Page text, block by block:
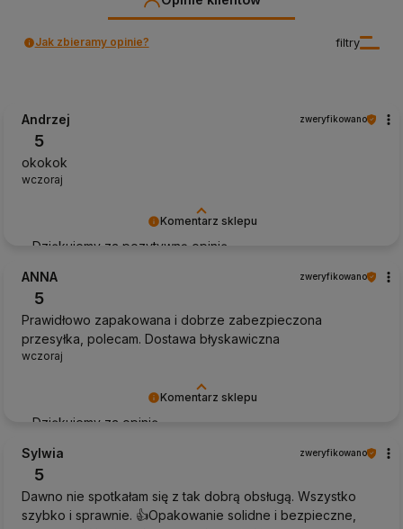
filtry
Jak zbieramy opinie?
Komentarz sklepu
Dziękujemy za pozytywną opinię
Andrzej zweryfikowano
5
okokok
wczoraj
Komentarz sklepu
Dziękujemy za opinię
ANNA zweryfikowano
5
Prawidłowo zapakowana i dobrze zabezpieczona
przesyłka, polecam. Dostawa błyskawiczna
wczoraj
Sylwia zweryfikowano
5
Dawno nie spotkałam się z tak dobrą obsługą. Wszystko
szybko i sprawnie. 👍️Opakowanie solidne i bezpieczne,